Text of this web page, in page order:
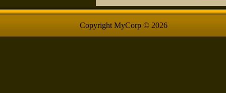
Copyright MyCorp © 2026